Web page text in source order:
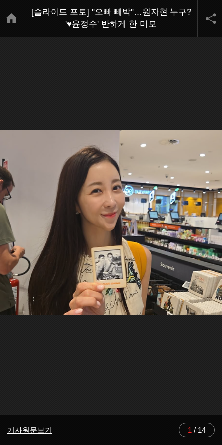
[슬라이드 포토] "오빠 빼박"…원자현 누구?
'♥윤정수' 반하게 한 미모
기사원문보기 1 / 14